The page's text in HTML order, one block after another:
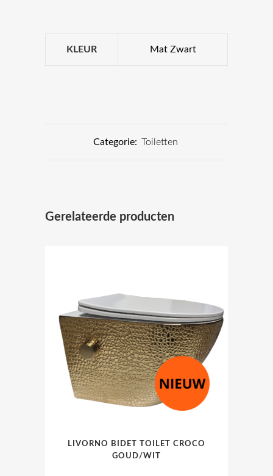
KLEUR Mat Zwart
Categorie: Toiletten
Gerelateerde producten
LIVORNO BIDET TOILET CROCO
GOUD/WIT